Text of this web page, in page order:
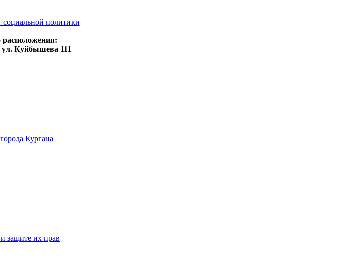
социальной политики
расположения:
ул. Куйбышева 111
Кургана
защите их прав